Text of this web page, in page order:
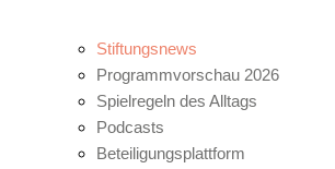
Stiftungsnews
Programmvorschau 2026
Spielregeln des Alltags
Podcasts
Beteiligungsplattform